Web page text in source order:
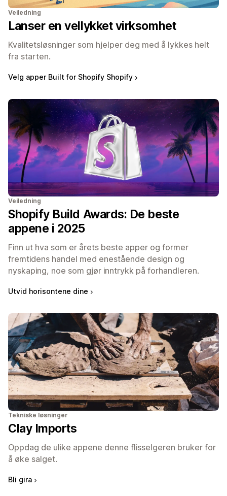
Veiledning
Lanser en vellykket virksomhet
Kvalitetsløsninger som hjelper deg med å lykkes helt
fra starten.
Velg apper Built for Shopify Shopify
Veiledning
Shopify Build Awards: De beste
appene i 2025
Finn ut hva som er årets beste apper og former
fremtidens handel med enestående design og
nyskaping, noe som gjør inntrykk på forhandleren.
Utvid horisontene dine
Tekniske løsninger
Clay Imports
Oppdag de ulike appene denne flisselgeren bruker for
å øke salget.
Bli gira